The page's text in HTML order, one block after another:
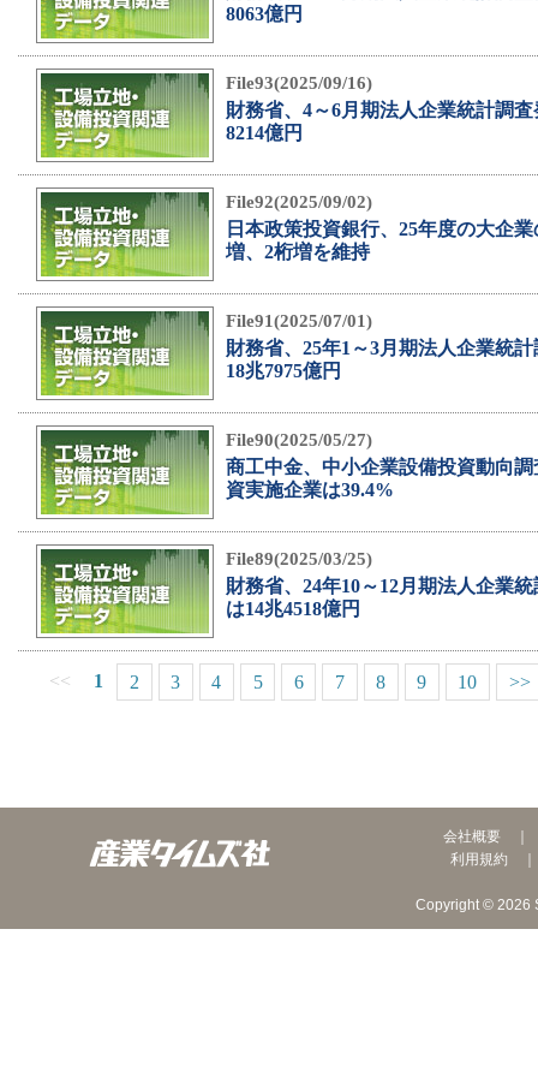
8063億円
File93(2025/09/16)
財務省、4～6月期法人企業統計調
8214億円
File92(2025/09/02)
日本政策投資銀行、25年度の大企
増、2桁増を維持
File91(2025/07/01)
財務省、25年1～3月期法人企業統
18兆7975億円
File90(2025/05/27)
商工中金、中小企業設備投資動向
資実施企業は39.4%
File89(2025/03/25)
財務省、24年10～12月期法人企業
は14兆4518億円
<< 1 2 3 4 5 6 7 8 9 10 >>
会社概要
利用規約
Copyright © 2026